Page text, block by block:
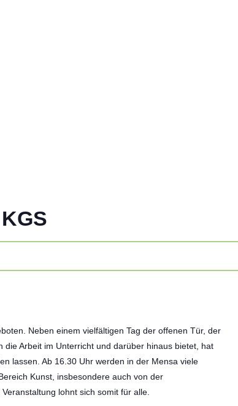
Neben einem vielfältigen Tag der offenen Tür, der
Arbeit im Unterricht und darüber hinaus bietet, hat
lassen. Ab 16.30 Uhr werden in der Mensa viele
Kunst, insbesondere auch von der
lohnt sich somit für alle.